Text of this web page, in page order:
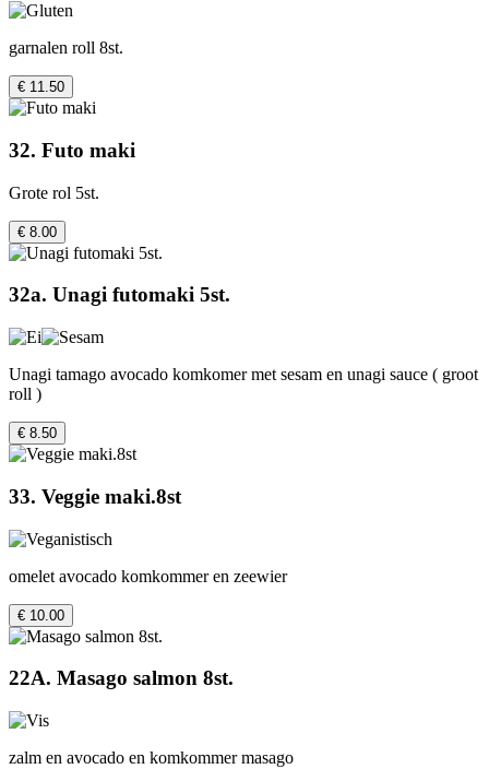
garnalen roll 8st.
€ 11.50
32. Futo maki
Grote rol 5st.
€ 8.00
32a. Unagi futomaki 5st.
Unagi tamago avocado komkomer met sesam en unagi sauce ( groot
roll )
€ 8.50
33. Veggie maki.8st
omelet avocado komkommer en zeewier
€ 10.00
22A. Masago salmon 8st.
zalm en avocado en komkommer masago